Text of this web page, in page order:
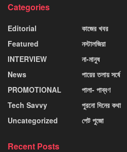
Categories
Editorial
Featured
INTERVIEW
News
PROMOTIONAL
Tech Savvy
Uncategorized
কাজের খবর
নস্টালজিয়া
না-মানুষ
পায়ের তলায় সর্ষে
পালা- পাব্বণ
পুরনো দিনের কথা
পেট পুজো
Recent Posts